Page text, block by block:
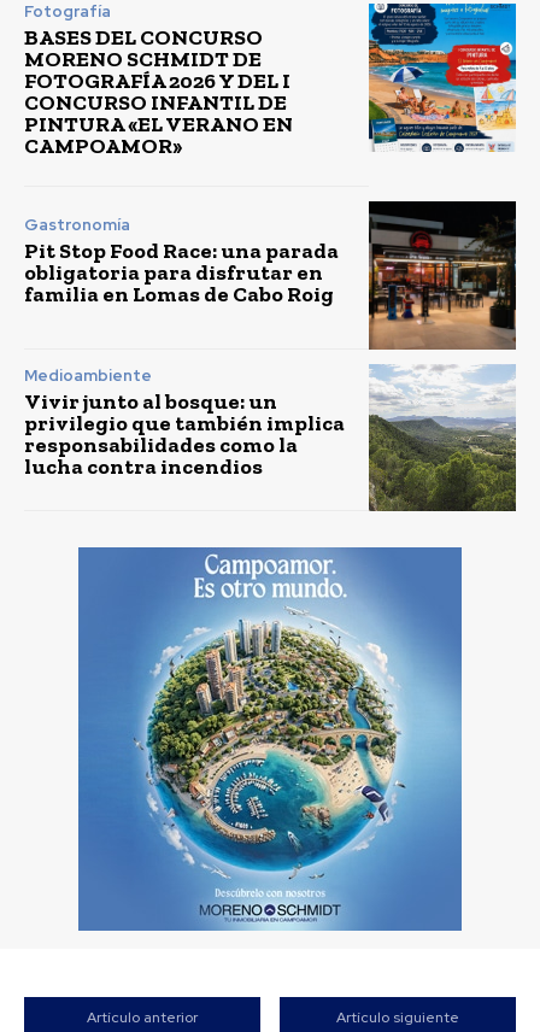
Fotografía
BASES DEL CONCURSO
MORENO SCHMIDT DE
FOTOGRAFÍA 2026 Y DEL I
CONCURSO INFANTIL DE
PINTURA «EL VERANO EN
CAMPOAMOR»
Gastronomía
Pit Stop Food Race: una parada
obligatoria para disfrutar en
familia en Lomas de Cabo Roig
Medioambiente
Vivir junto al bosque: un
privilegio que también implica
responsabilidades como la
lucha contra incendios
Artículo anterior Artículo siguiente